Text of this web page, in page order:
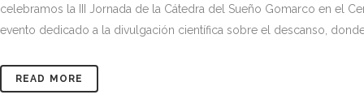
celebramos la III Jornada de la Cátedra del Sueño Gomarco en el
evento dedicado a la divulgación científica sobre el descanso,
READ MORE